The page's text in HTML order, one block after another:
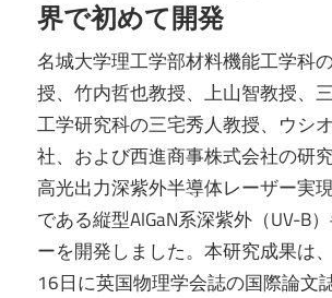
界で初めて開発
名城大学理工学部材料機能工学科
授、竹内哲也教授、上山智教授、
工学研究科の三宅秀人教授、ウシ
社、および西進商事株式会社の研究
高光出力深紫外半導体レーザー実
である縦型AlGaN系深紫外（UV-B
ーを開発しました。本研究成果は
16日に英国物理学会誌の国際論文